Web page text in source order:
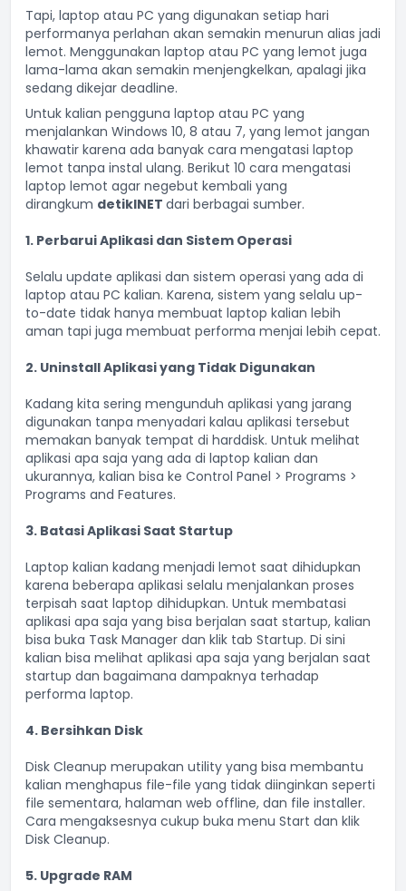
Tapi, laptop atau PC yang digunakan setiap hari
performanya perlahan akan semakin menurun alias jadi
lemot. Menggunakan laptop atau PC yang lemot juga
lama-lama akan semakin menjengkelkan, apalagi jika
sedang dikejar deadline.
Untuk kalian pengguna laptop atau PC yang
menjalankan Windows 10, 8 atau 7, yang lemot jangan
khawatir karena ada banyak cara mengatasi laptop
lemot tanpa instal ulang. Berikut 10 cara mengatasi
laptop lemot agar negebut kembali yang
dirangkum detikINET dari berbagai sumber.
1. Perbarui Aplikasi dan Sistem Operasi
Selalu update aplikasi dan sistem operasi yang ada di
laptop atau PC kalian. Karena, sistem yang selalu up-
to-date tidak hanya membuat laptop kalian lebih
aman tapi juga membuat performa menjai lebih cepat.
2. Uninstall Aplikasi yang Tidak Digunakan
Kadang kita sering mengunduh aplikasi yang jarang
digunakan tanpa menyadari kalau aplikasi tersebut
memakan banyak tempat di harddisk. Untuk melihat
aplikasi apa saja yang ada di laptop kalian dan
ukurannya, kalian bisa ke Control Panel > Programs >
Programs and Features.
3. Batasi Aplikasi Saat Startup
Laptop kalian kadang menjadi lemot saat dihidupkan
karena beberapa aplikasi selalu menjalankan proses
terpisah saat laptop dihidupkan. Untuk membatasi
aplikasi apa saja yang bisa berjalan saat startup, kalian
bisa buka Task Manager dan klik tab Startup. Di sini
kalian bisa melihat aplikasi apa saja yang berjalan saat
startup dan bagaimana dampaknya terhadap
performa laptop.
4. Bersihkan Disk
Disk Cleanup merupakan utility yang bisa membantu
kalian menghapus file-file yang tidak diinginkan seperti
file sementara, halaman web offline, dan file installer.
Cara mengaksesnya cukup buka menu Start dan klik
Disk Cleanup.
5. Upgrade RAM